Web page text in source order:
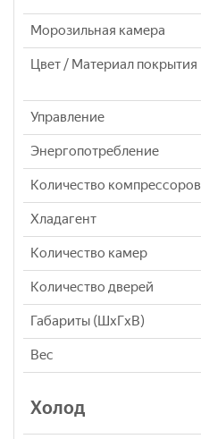
Морозильная камера
Цвет / Материал покрытия
Управление
Энергопотребление
Количество компрессоров
Хладагент
Количество камер
Количество дверей
Габариты (ШxГxВ)
Вес
Холод